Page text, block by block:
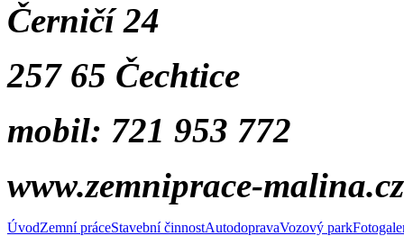
Černičí 24
257 65 Čechtice
mobil: 721 953 772
www.zemniprace-malina.cz
ÚvodZemní práceStavební činnostAutodopravaVozový park